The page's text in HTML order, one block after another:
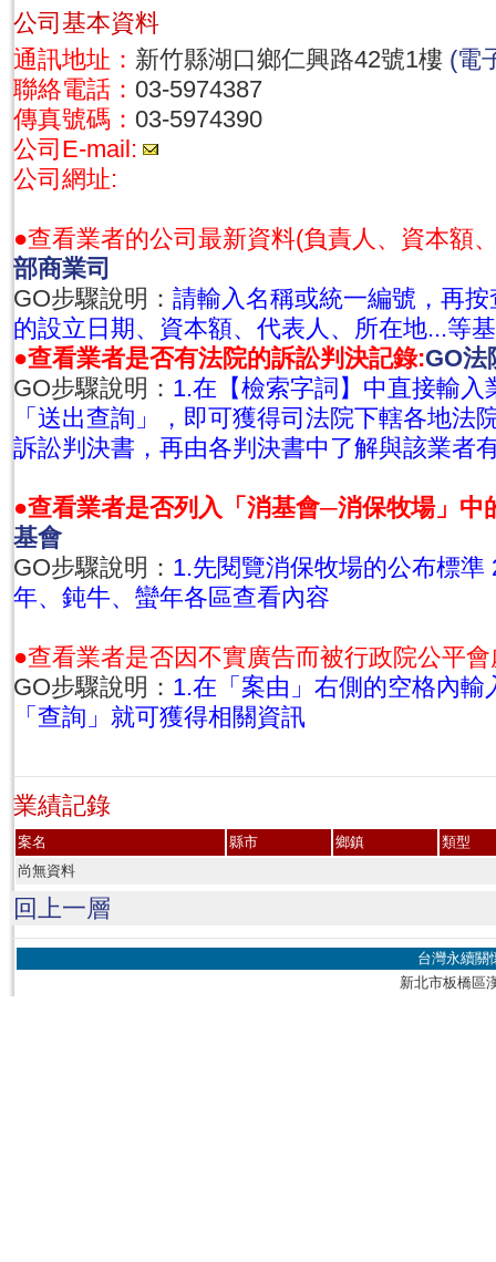
公司基本資料
通訊地址： 新竹縣湖口鄉仁興路42號1樓 (電
聯絡電話： 03-5974387
傳真號碼： 03-5974390
公司E-mail:
公司網址:
●查看業者的公司最新資料(負責人、資本額
部商業司
GO步驟說明： 請輸入名稱或統一編號，再
的設立日期、資本額、代表人、所在地...等
●查看業者是否有法院的訴訟判決記錄:GO法
GO步驟說明： 1.在【檢索字詞】中直接輸入
「送出查詢」，即可獲得司法院下轄各地法
訴訟判決書，再由各判決書中了解與該業者
●查看業者是否列入「消基會─消保牧場」中
基會
GO步驟說明： 1.先閱覽消保牧場的公布標準
年、鈍牛、蠻年各區查看內容
●查看業者是否因不實廣告而被行政院公平
GO步驟說明： 1.在「案由」右側的空格內輸
「查詢」就可獲得相關資訊
業績記錄
案名 縣市 鄉鎮
類型
尚無資料
回上一層
台灣永續關
新北市板橋區